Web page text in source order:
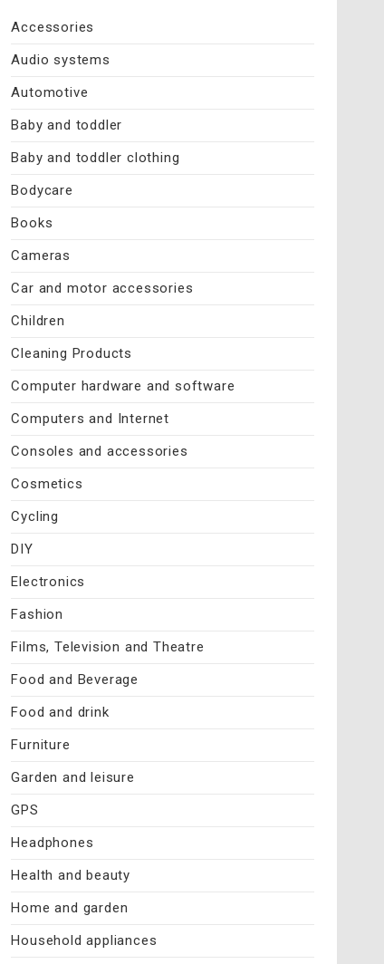
Accessories
Audio systems
Automotive
Baby and toddler
Baby and toddler clothing
Bodycare
Books
Cameras
Car and motor accessories
Children
Cleaning Products
Computer hardware and software
Computers and Internet
Consoles and accessories
Cosmetics
Cycling
DIY
Electronics
Fashion
Films, Television and Theatre
Food and Beverage
Food and drink
Furniture
Garden and leisure
GPS
Headphones
Health and beauty
Home and garden
Household appliances